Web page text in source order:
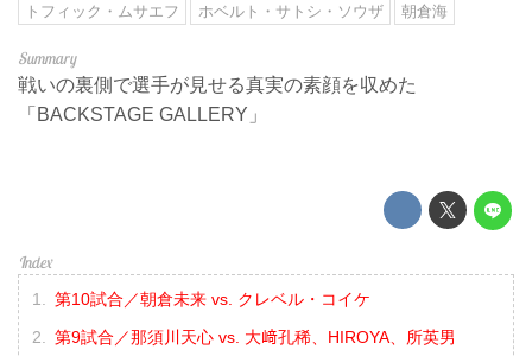
トフィック・ムサエフ
ホベルト・サトシ・ソウザ 朝倉海
戦いの裏側で選手が見せる真実の素顔を収めた
「BACKSTAGE GALLERY」
第10試合／朝倉未来 vs. クレベル・コイケ
第9試合／那須川天心 vs. 大﨑孔稀、HIROYA、所英男